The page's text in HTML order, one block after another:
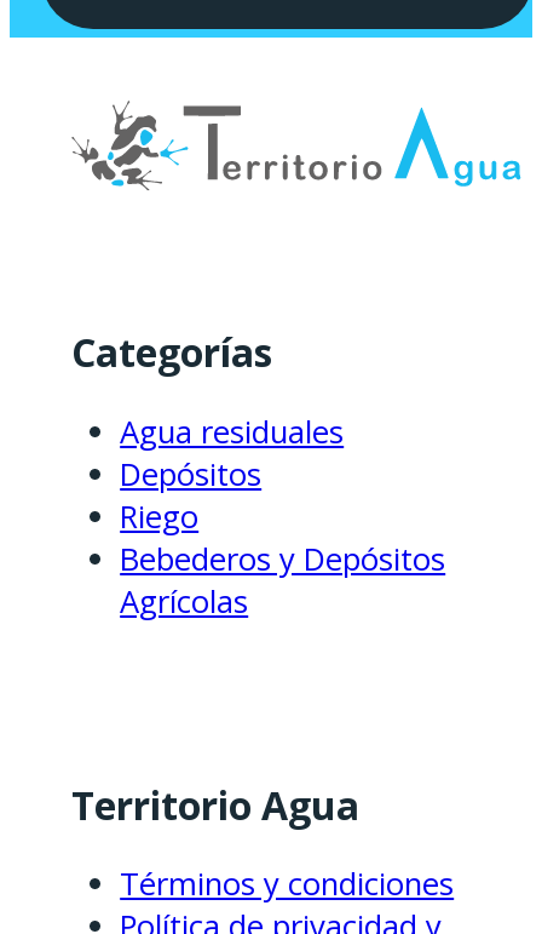
Categorías
Agua residuales
Depósitos
Riego
Bebederos y Depósitos
Agrícolas
Territorio Agua
Términos y condiciones